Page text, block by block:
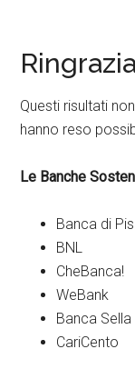
Questi risultati
hanno reso
Le Banche
Banca di
BNL
CheBanca!
WeBank
Banca Sella
CariCento